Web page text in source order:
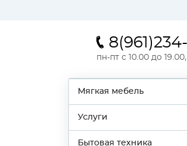
пн-пт с 10.00 до
Мягкая мебель
Услуги
Бытовая техника